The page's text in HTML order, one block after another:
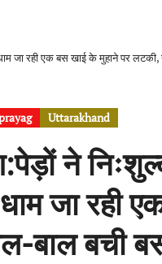
जा रही एक बस खाई के मुहाने पर
Uttarakhand
ने
जा रही
बाल बची